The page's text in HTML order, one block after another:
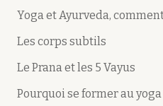
Yoga et Ayurveda,
Les corps subtils
Le Prana et les 5 Vayus
Pourquoi se former au yoga